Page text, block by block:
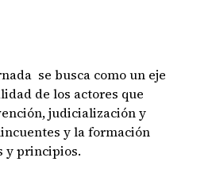
se busca como un eje
de los actores que
judicialización y
y la formación
y principios.